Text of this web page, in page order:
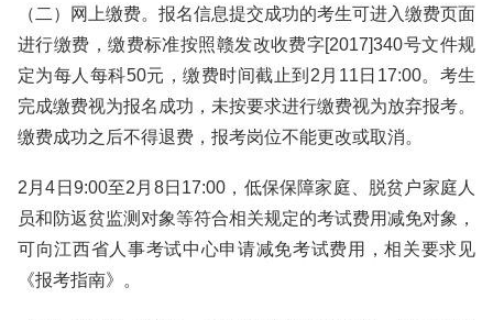
（二）网上缴费。报名信息提交成功的考生可进入缴费页面
进行缴费，缴费标准按照赣发改收费字[2017]340号文件规
定为每人每科50元，缴费时间截止到2月11日17:00。考生
完成缴费视为报名成功，未按要求进行缴费视为放弃报考。
缴费成功之后不得退费，报考岗位不能更改或取消。
2月4日9:00至2月8日17:00，低保保障家庭、脱贫户家庭人
员和防返贫监测对象等符合相关规定的考试费用减免对象，
可向江西省人事考试中心申请减免考试费用，相关要求见
《报考指南》。